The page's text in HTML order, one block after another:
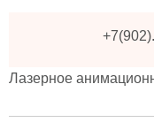
Лазерное